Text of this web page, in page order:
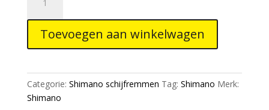
Schijfrem
Set
M8100
BL-
M8100
BR-
Toevoegen aan winkelwagen
Categorie: Shimano schijfremmen Tag: Shimano Merk:
Shimano